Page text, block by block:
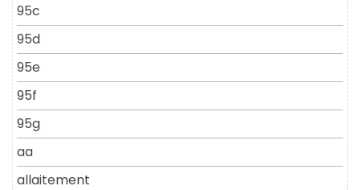
95c
95d
95e
95f
95g
aa
allaitement